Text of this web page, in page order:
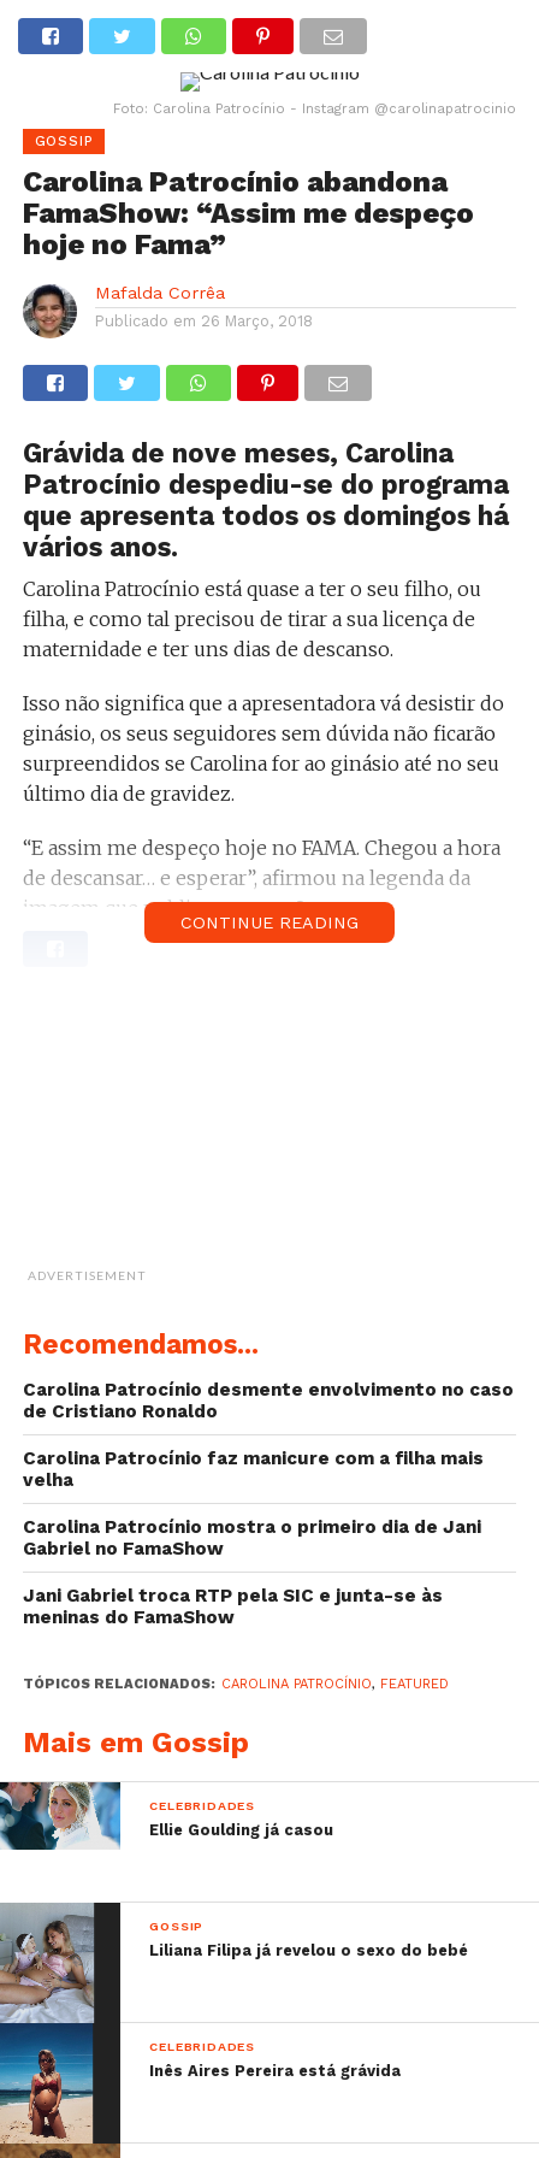
Foto: Carolina Patrocínio - Instagram @carolinapatrocinio
GOSSIP
Carolina Patrocínio abandona
FamaShow: “Assim me despeço
hoje no Fama”
Mafalda Corrêa
Publicado em 26 Março, 2018
Grávida de nove meses, Carolina
Patrocínio despediu-se do programa
que apresenta todos os domingos há
vários anos.
Carolina Patrocínio está quase a ter o seu filho, ou
filha, e como tal precisou de tirar a sua licença de
maternidade e ter uns dias de descanso.
Isso não significa que a apresentadora vá desistir do
ginásio, os seus seguidores sem dúvida não ficarão
surpreendidos se Carolina for ao ginásio até no seu
último dia de gravidez.
“E assim me despeço hoje no FAMA. Chegou a hora
de descansar… e esperar”, afirmou na legenda da
imagem que publicou no seu Instagram.
E assim me despeço hoje no FAMA. Chegou a
hora de descansar… e esperar quem vai ver o
meu “até já”? @famashowoficial
A post shared byCarolina Patrocínio(@carolinapatrocinio) on
Sabe mais:
–Georgina Rodríguez publica fotografia
divertida de Alana Martina
–Rita Pereira arrasa em desfile no Portugal
Fashion
–11 coisas que deves fazer para o teu iPhone
CONTINUE READING
ADVERTISEMENT
Recomendamos...
Carolina Patrocínio desmente envolvimento no caso
de Cristiano Ronaldo
Carolina Patrocínio faz manicure com a filha mais
velha
Carolina Patrocínio mostra o primeiro dia de Jani
Gabriel no FamaShow
Jani Gabriel troca RTP pela SIC e junta-se às
meninas do FamaShow
TÓPICOS RELACIONADOS: CAROLINA PATROCÍNIO, FEATURED
Mais em Gossip
CELEBRIDADES
Ellie Goulding já casou
GOSSIP
Liliana Filipa já revelou o sexo do bebé
CELEBRIDADES
Inês Aires Pereira está grávida